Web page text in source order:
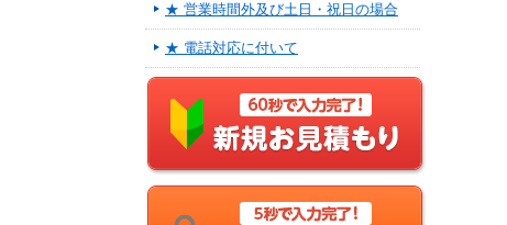
★ 営業時間外及び土日・祝日の場合
★ 電話対応に付いて